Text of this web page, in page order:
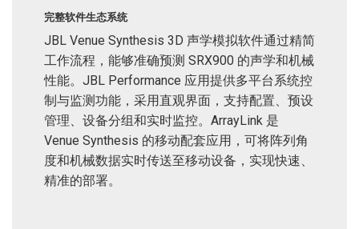
完整软件生态系统
JBL Venue Synthesis 3D 声学模拟软件通过精简
工作流程，能够准确预测 SRX900 的声学和机械
性能。JBL Performance 应用提供多平台系统控
制与监测功能，采用直观界面，支持配置、预设
管理、设备分组和实时监控。ArrayLink 是
Venue Synthesis 的移动配套应用，可将阵列角
度和机械数据实时传送至移动设备，实现快速、
精准的部署。